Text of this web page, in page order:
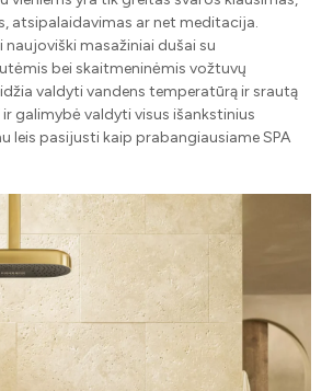
atsipalaidavimas ar net meditacija.
naujoviški masažiniai dušai su
bei skaitmeninėmis vožtuvų
valdyti vandens temperatūrą ir srautą
ir galimybė valdyti visus išankstinius
leis pasijusti kaip prabangiausiame SPA